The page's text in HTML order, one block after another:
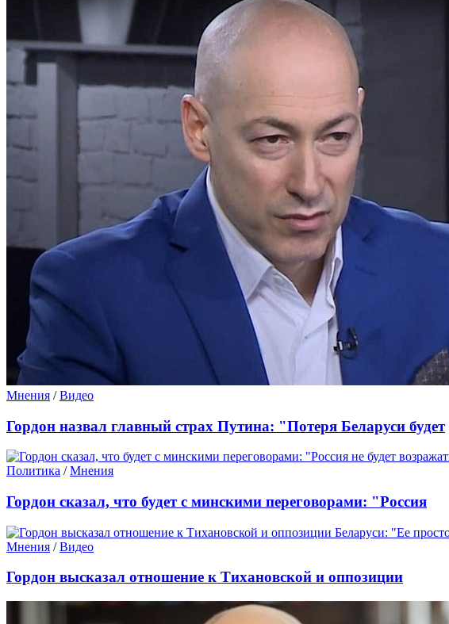
Мнения /Видео
Гордон назвал главный страх Путина: "Потеря Беларуси будет
Политика /Мнения
Гордон сказал, что будет с минскими переговорами: "Россия
Мнения /Видео
Гордон высказал отношение к Тихановской и оппозиции